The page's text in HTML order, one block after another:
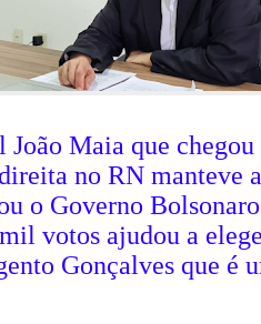
João Maia que
no RN manteve
o Governo
votos ajudou a
Gonçalves que é